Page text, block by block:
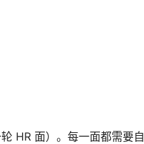
HR 面）。每一面都需要